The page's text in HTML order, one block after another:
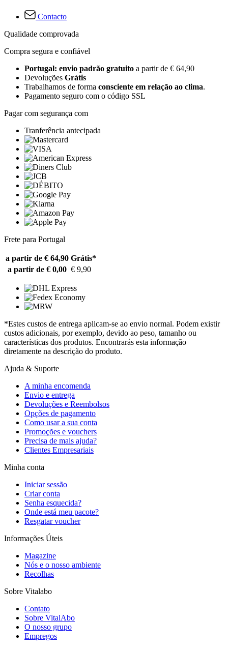
Contacto
Qualidade comprovada
Compra segura e confiável
Portugal: envio padrão gratuito a partir de € 64,90
Devoluções Grátis
Trabalhamos de forma consciente em relação ao clima.
Pagamento seguro com o código SSL
Pagar com segurança com
Tranferência antecipada
Frete para Portugal
a partir de € 64,90 Grátis*
a partir de € 0,00 € 9,90
*Estes custos de entrega aplicam-se ao envio normal. Podem existir
custos adicionais, por exemplo, devido ao peso, tamanho ou
características dos produtos. Encontrarás esta informação
diretamente na descrição do produto.
Ajuda & Suporte
A minha encomenda
Envio e entrega
Devoluções e Reembolsos
Opções de pagamento
Como usar a sua conta
Promoções e vouchers
Precisa de mais ajuda?
Clientes Empresariais
Minha conta
Iniciar sessão
Criar conta
Senha esquecida?
Onde está meu pacote?
Resgatar voucher
Informações Úteis
Magazine
Nós e o nosso ambiente
Recolhas
Sobre Vitalabo
Contato
Sobre VitalAbo
O nosso grupo
Empregos